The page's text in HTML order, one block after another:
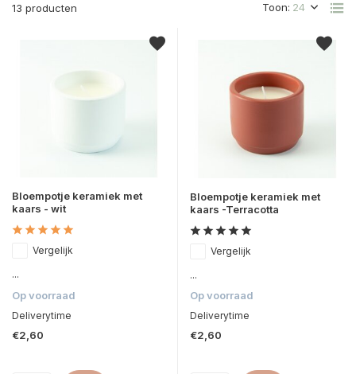
13 producten Toon:
Bloempotje keramiek met
kaars - wit
Vergelijk
...
Op voorraad
Deliverytime
€2,60
Bloempotje keramiek met
kaars -Terracotta
Vergelijk
...
Op voorraad
Deliverytime
€2,60